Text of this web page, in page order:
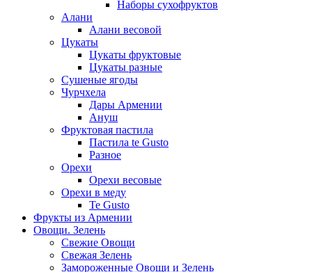
Наборы сухофруктов
Алани
Алани весовой
Цукаты
Цукаты фруктовые
Цукаты разные
Сушеные ягоды
Чурчхела
Дары Армении
Ануш
Фруктовая пастила
Пастила te Gusto
Разное
Орехи
Орехи весовые
Орехи в меду
Te Gusto
Фрукты из Армении
Овощи. Зелень
Свежие Овощи
Свежая Зелень
Замороженные Овощи и Зелень